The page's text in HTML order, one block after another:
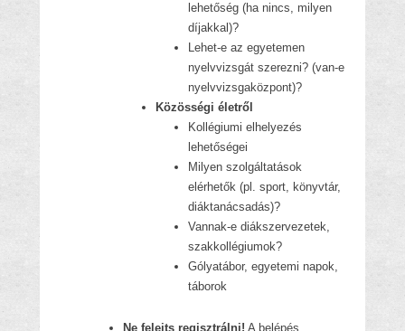
lehetőség (ha nincs, milyen
díjakkal)?
Lehet-e az egyetemen
nyelvvizsgát szerezni? (van-e
nyelvvizsgaközpont)?
Közösségi életről
Kollégiumi elhelyezés
lehetőségei
Milyen szolgáltatások
elérhetők (pl. sport, könyvtár,
diáktanácsadás)?
Vannak-e diákszervezetek,
szakkollégiumok?
Gólyatábor, egyetemi napok,
táborok
Ne felejts regisztrálni! A belépés